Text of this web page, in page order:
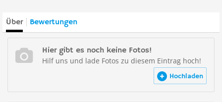
Über Bewertungen
Hier gibt es noch keine Fotos!
Hilf uns und lade Fotos zu diesem Eintrag hoch!
Hochladen